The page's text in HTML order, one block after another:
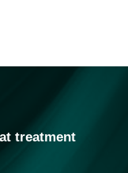
treatment